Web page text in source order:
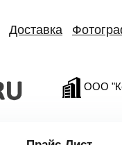
Доставка
ООО